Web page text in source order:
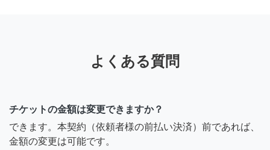
よくある質問
チケットの金額は変更できますか？
できます。本契約（依頼者様の前払い決済）前であれば、
金額の変更は可能です。